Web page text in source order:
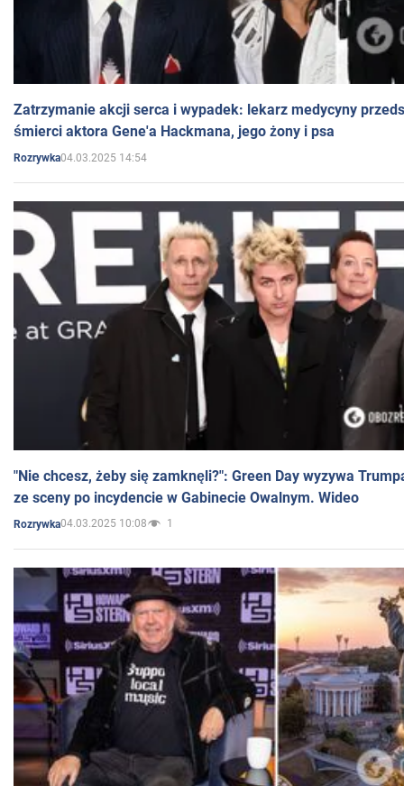
Zatrzymanie akcji serca i wypadek: lekarz medycyny
śmierci aktora Gene'a Hackmana, jego żony i psa
Rozrywka04.03.2025 14:54
"Nie chcesz, żeby się zamknęli?": Green Day wyzywa
ze sceny po incydencie w Gabinecie Owalnym. Wideo
Rozrywka04.03.2025 10:08 1